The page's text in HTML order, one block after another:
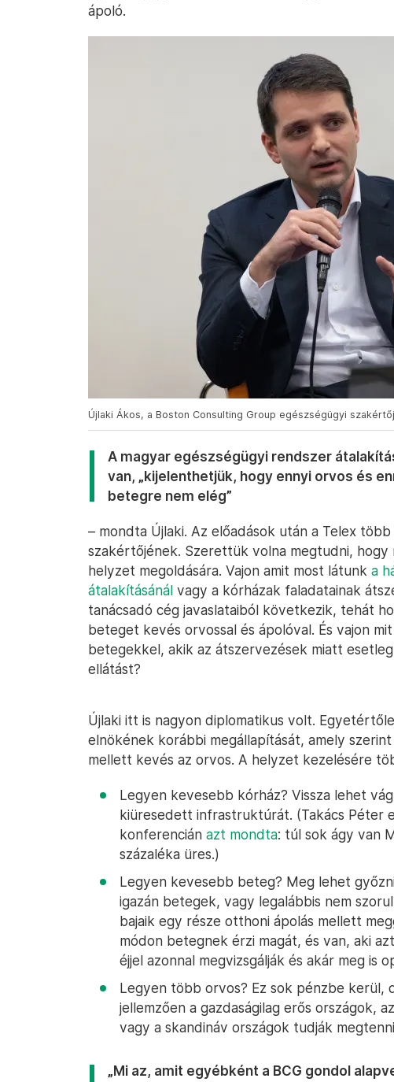
ápoló.
Újlaki Ákos, a Boston Consulting Group egészségügyi
A magyar egészségügyi rendszer
van, „kijelenthetjük, hogy ennyi orvos és
betegre nem elég”
– mondta Újlaki. Az előadások után a Telex
szakértőjének. Szerettük volna megtudni, hogy
helyzet megoldására. Vajon amit most látunk a
átalakításánál vagy a kórházak faladatainak
tanácsadó cég javaslataiból következik, tehát
beteget kevés orvossal és ápolóval. És vajon
betegekkel, akik az átszervezések miatt
ellátást?
Újlaki itt is nagyon diplomatikus volt.
elnökének korábbi megállapítását, amely szerint
mellett kevés az orvos. A helyzet kezelésére
Legyen kevesebb kórház? Vissza lehet
kiüresedett infrastruktúrát. (Takács Péter
konferencián azt mondta: túl sok ágy van
százaléka üres.)
Legyen kevesebb beteg? Meg lehet
igazán betegek, vagy legalábbis nem
bajaik egy része otthoni ápolás mellett
módon betegnek érzi magát, és van, aki
éjjel azonnal megvizsgálják és akár meg is
Legyen több orvos? Ez sok pénzbe kerül,
jellemzően a gazdaságilag erős országok,
vagy a skandináv országok tudják
„Mi az, amit egyébként a BCG gondol